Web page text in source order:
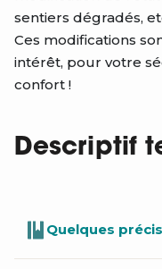
sentiers dégradés,
Ces modifications
intérêt, pour votre
confort !
Descriptif
Quelques